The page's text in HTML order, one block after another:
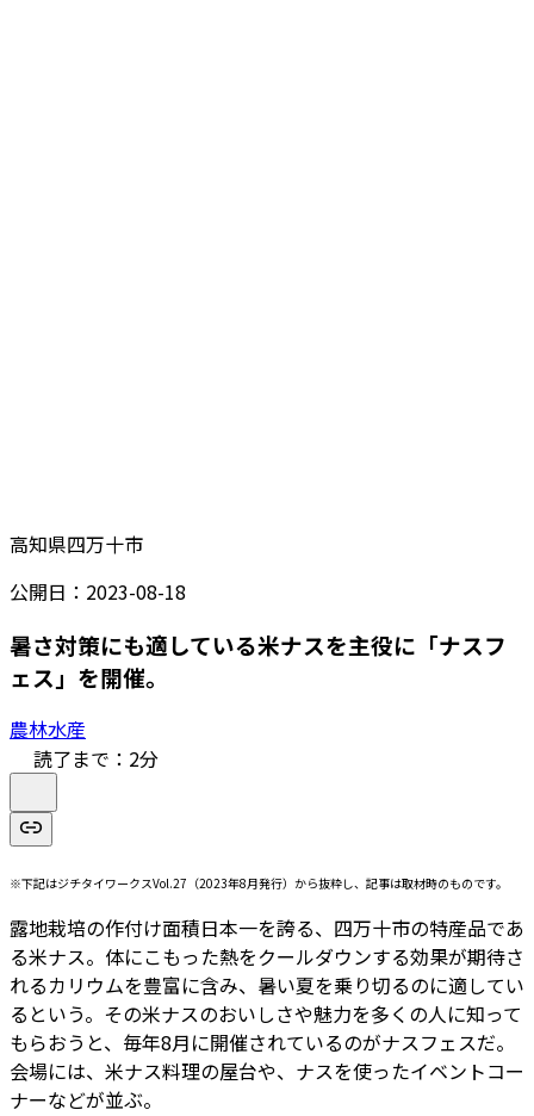
高知県四万十市
公開日： 2023-08-18
暑さ対策にも適している米ナスを主役に「ナスフ
ェス」を開催。
農林水産
読了まで： 2分
※下記はジチタイワークスVol.27（2023年8月発行）から抜粋し、記事は取材時のものです。
露地栽培の作付け面積日本一を誇る、四万十市の特産品であ
る米ナス。体にこもった熱をクールダウンする効果が期待さ
れるカリウムを豊富に含み、暑い夏を乗り切るのに適してい
るという。その米ナスのおいしさや魅力を多くの人に知って
もらおうと、毎年8月に開催されているのがナスフェスだ。
会場には、米ナス料理の屋台や、ナスを使ったイベントコー
ナーなどが並ぶ。